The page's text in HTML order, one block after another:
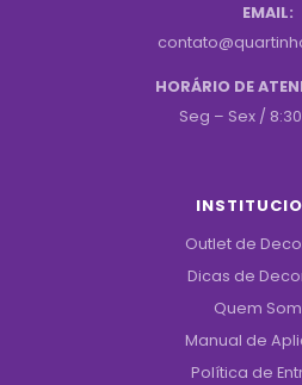
EMAIL:
HORÁRIO DE
Seg – Sex / 8:30
Outlet de
Dicas de
Quem
Manual de
Política de